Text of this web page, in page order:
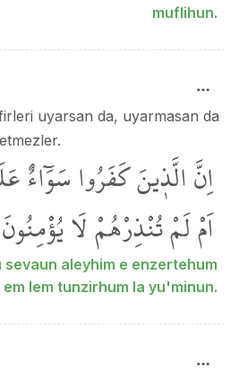
muflihun.
uyarsan da, uyarmasan da
اِنَّالَّذ۪ينَكَفَرُواسَوَٓاءٌ
اَمْلَمْتُنْذِرْهُمْلَايُؤْمِنُونَ
aleyhim e enzertehum
em lem tunzirhum la yu'minun.